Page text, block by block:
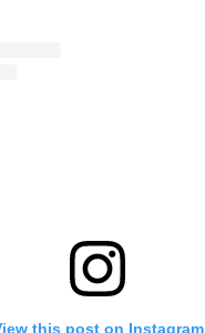
this post on Instagram